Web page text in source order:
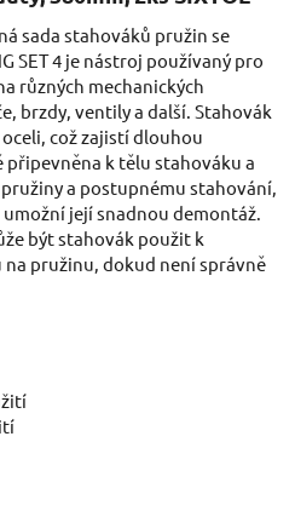
sada stahováků pružin se
SET 4 je nástroj používaný pro
různých mechanických
brzdy, ventily a další. Stahovák
což zajistí dlouhou
k tělu stahováku a
a postupnému stahování,
její snadnou demontáž.
být stahovák použit k
pružinu, dokud není správně